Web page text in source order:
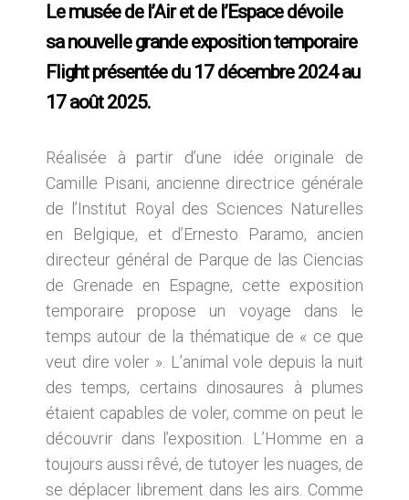
Le musée de l’Air et de l’Espace dévoile
sa nouvelle grande exposition temporaire
Flight présentée du 17 décembre 2024 au
17 août 2025.
Réalisée à partir d’une idée originale de
Camille Pisani, ancienne directrice générale
de l’Institut Royal des Sciences Naturelles
en Belgique, et d’Ernesto Paramo, ancien
directeur général de Parque de las Ciencias
de Grenade en Espagne, cette exposition
temporaire propose un voyage dans le
temps autour de la thématique de « ce que
veut dire voler ». L’animal vole depuis la nuit
des temps, certains dinosaures à plumes
étaient capables de voler, comme on peut le
découvrir dans l’exposition. L’Homme en a
toujours aussi rêvé, de tutoyer les nuages, de
se déplacer librement dans les airs. Comme